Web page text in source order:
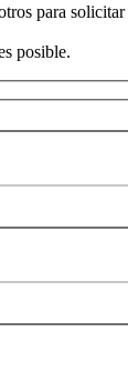
para
posible.